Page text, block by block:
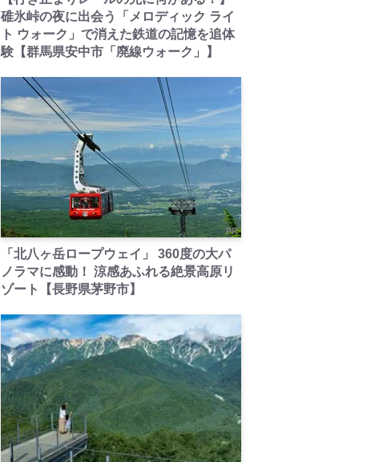
碓氷峠の夜に出会う「メロディック ライ
ト ウォーク」で消えた鉄道の記憶を追体
験【群馬県安中市「廃線ウォーク」】
PR
「北八ヶ岳ロープウェイ」 360度の大パ
ノラマに感動！ 涼感あふれる絶景高原リ
ゾート【長野県茅野市】